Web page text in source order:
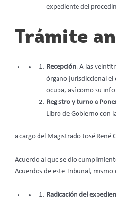
expediente del
Trámite
Recepción. A las
órgano jurisdiccional el
ocupa, así como su
Registro y turno a
Libro de Gobierno con
a cargo del Magistrado José René
Acuerdo al que se dio
Acuerdos de este Tribunal, mismo
Radicación del